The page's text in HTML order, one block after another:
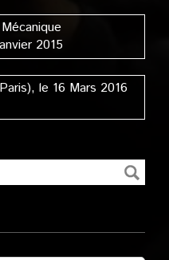
2015
le 16 Mars 2016